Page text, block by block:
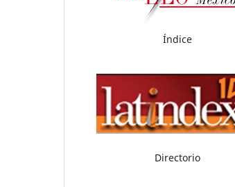
Índice
Directorio